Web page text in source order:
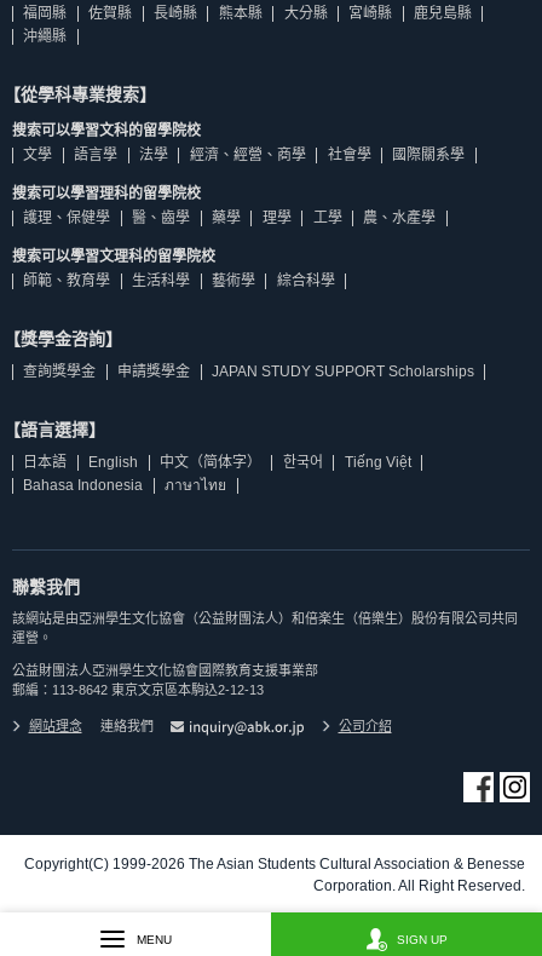
福岡縣
佐賀縣 長崎縣 熊本縣 大分縣 宮崎縣
鹿兒島縣
沖繩縣
【從學科專業搜索】
搜索可以學習文科的留學院校
文學
語言學 法學 經濟、經營、商學 社會學 國際關系學
搜索可以學習理科的留學院校
護理、保健學
醫、齒學 藥學 理學 工學 農、水產學
搜索可以學習文理科的留學院校
師範、教育學
生活科學 藝術學 綜合科學
【獎學金咨詢】
查詢獎學金 申請獎學金 JAPAN STUDY SUPPORT Scholarships
【語言選擇】
日本語 English 中文（简体字） 한국어
Tiếng Việt
Bahasa Indonesia
ภาษาไทย
聯繫我們
該網站是由亞洲學生文化協會（公益財團法人）和倍楽生（倍樂生）股份有限公司共同
運營。
公益財團法人亞洲學生文化協會國際教育支援事業部
郵編：113-8642 東京文京區本駒込2-12-13
網站理念 連絡我們 公司介紹
Copyright(C) 1999-2026 The Asian Students Cultural Association & Benesse
Corporation. All Right Reserved.
MENU SIGN UP